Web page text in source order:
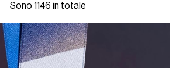
sacra